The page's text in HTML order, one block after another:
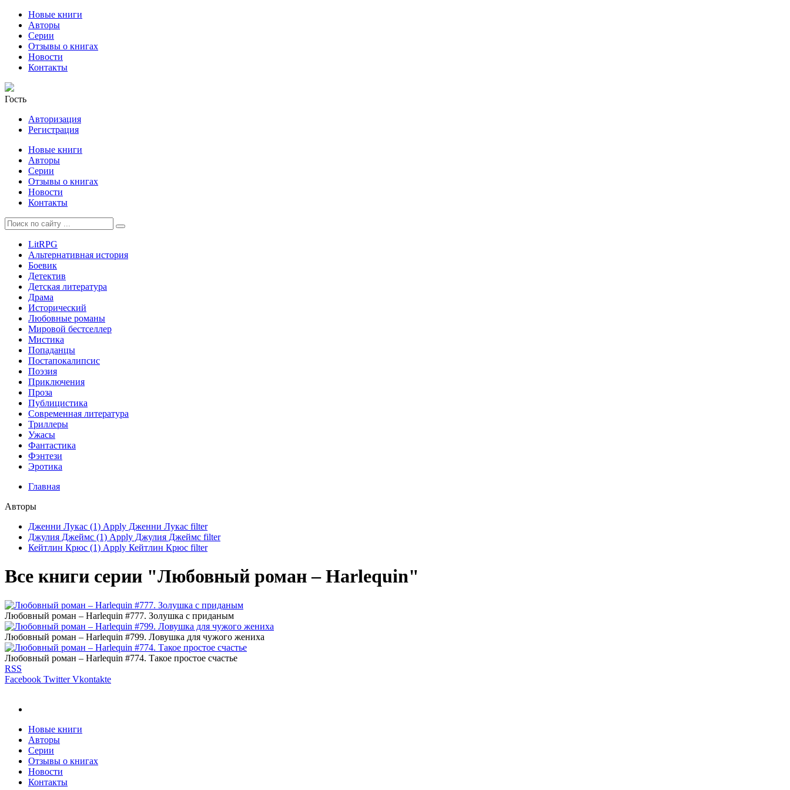
Новые книги
Авторы
Серии
Отзывы о книгах
Новости
Контакты
Гость
Авторизация
Регистрация
Новые книги
Авторы
Серии
Отзывы о книгах
Новости
Контакты
LitRPG
Альтернативная история
Боевик
Детектив
Детская литература
Драма
Исторический
Любовные романы
Мировой бестселлер
Мистика
Попаданцы
Постапокалипсис
Поэзия
Приключения
Проза
Публицистика
Современная литература
Триллеры
Ужасы
Фантастика
Фэнтези
Эротика
Главная
Авторы
Дженни Лукас (1) Apply Дженни Лукас filter
Джулия Джеймс (1) Apply Джулия Джеймс filter
Кейтлин Крюс (1) Apply Кейтлин Крюс filter
Все книги серии "Любовный роман – Harlequin"
Любовный роман – Harlequin #777. Золушка с приданым
Любовный роман – Harlequin #799. Ловушка для чужого жениха
Любовный роман – Harlequin #774. Такое простое счастье
RSS
Facebook Twitter Vkontakte
Новые книги
Авторы
Серии
Отзывы о книгах
Новости
Контакты